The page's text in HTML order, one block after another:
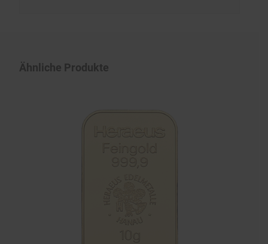
Ähnliche Produkte